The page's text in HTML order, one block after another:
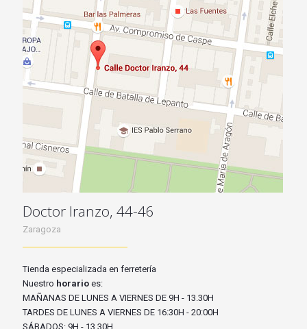
Doctor Iranzo, 44-46
Zaragoza
Tienda especializada en ferretería
Nuestro horario es:
MAÑANAS DE LUNES A VIERNES DE 9H - 13.30H
TARDES DE LUNES A VIERNES DE 16:30H - 20:00H
SÁBADOS: 9H - 13.30H